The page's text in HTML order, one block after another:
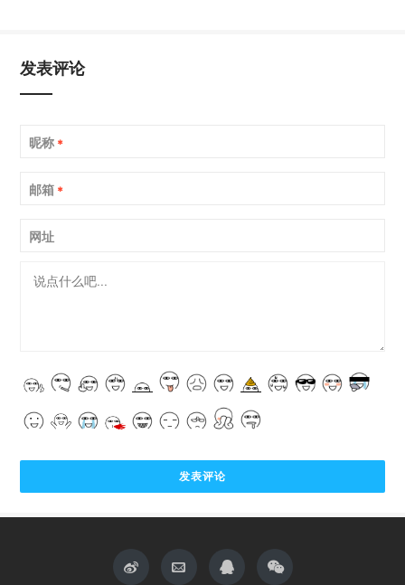
发表评论
昵称 *
邮箱 *
网址